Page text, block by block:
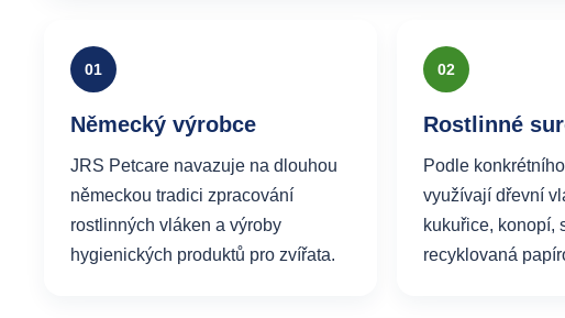
01
Německý výrobce
JRS Petcare navazuje na dlouhou
německou tradici zpracování
rostlinných vláken a výroby
hygienických produktů pro zvířata.
02
Rostlinné
Podle
využívají dřevní
kukuřice, konopí,
recyklovaná